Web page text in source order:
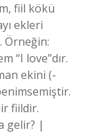
fiil kökü
ekleri
Örneğin:
“I love”dır.
ekini (-
fiildir.
gelir? |